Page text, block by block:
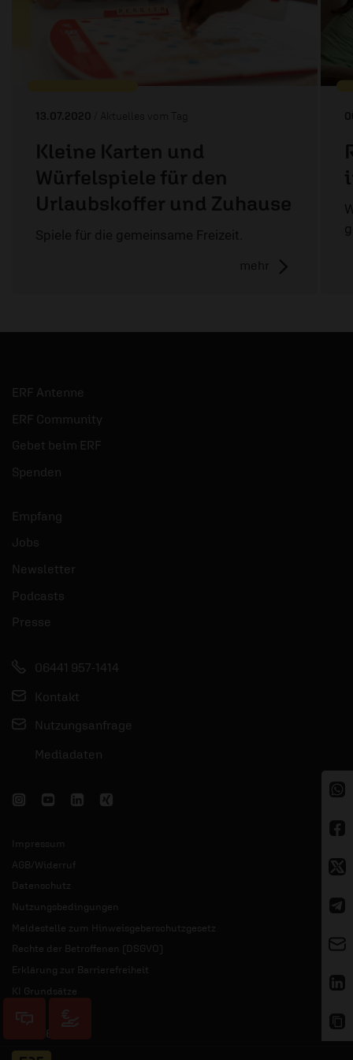
13.07.2020 / Aktuelles vom Tag
Kleine Karten und
Würfelspiele für den
Urlaubskoffer und Zuhause
Spiele für die gemeinsame Freizeit.
mehr
ERF Antenne
ERF Community
Gebet beim ERF
Spenden
Empfang
Jobs
Newsletter
Podcasts
Presse
06441 957-1414
Kontakt
Nutzungsanfrage
Mediadaten
Impressum
AGB/Widerruf
Datenschutz
Nutzungsbedingungen
Meldestelle zum Hinweisgeberschutzgesetz
Rechte der Betroffenen (DSGVO)
Erklärung zur Barrierefreiheit
KI Grundsätze
© 2026 ERF